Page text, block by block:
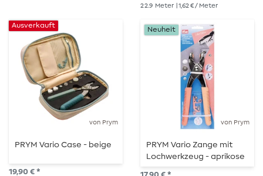
22.9 Meter | 1,62 € / Meter
von Prym
Ausverkauft
PRYM Vario Case - beige
19,90 € *
von Prym
Neuheit
PRYM Vario Zange mit
Lochwerkzeug - aprikose